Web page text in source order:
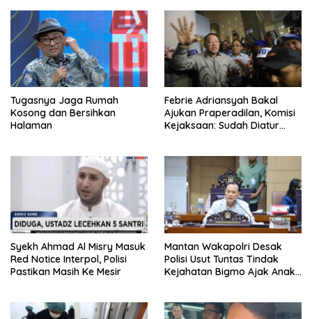
Tugasnya Jaga Rumah
Kosong dan Bersihkan
Halaman
Febrie Adriansyah Bakal
Ajukan Praperadilan, Komisi
Kejaksaan: Sudah Diatur
Syekh Ahmad Al Misry Masuk
Red Notice Interpol, Polisi
Pastikan Masih Ke Mesir
Mantan Wakapolri Desak
Polisi Usut Tuntas Tindak
Kejahatan Bigmo Ajak Anak